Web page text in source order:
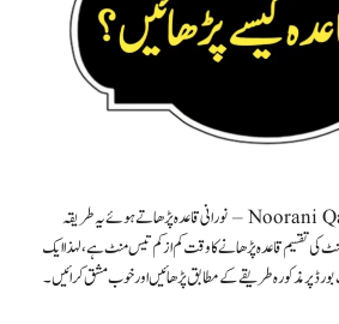
Noorani Qaida Urdu Lesson 7 – نورانی قاعدہ پڑھاتے ہوئے یہ طریقہ
کی تقسیم قاعدہ پڑھانے کا وقت کم از کم تیس منٹ ہے، لہذا ایک
پر مذکورہ طریقے کے مطابق پڑھائیں اور خوب مشق کرائیں۔